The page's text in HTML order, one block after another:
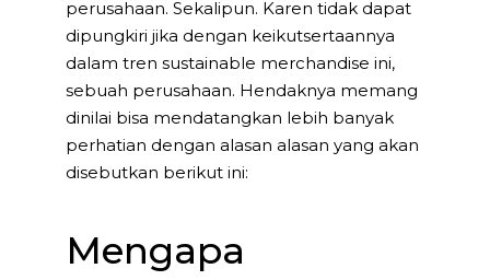
perusahaan. Sekalipun. Karen tidak dapat
dipungkiri jika dengan keikutsertaannya
dalam tren sustainable merchandise ini,
sebuah perusahaan. Hendaknya memang
dinilai bisa mendatangkan lebih banyak
perhatian dengan alasan alasan yang akan
disebutkan berikut ini:
Mengapa